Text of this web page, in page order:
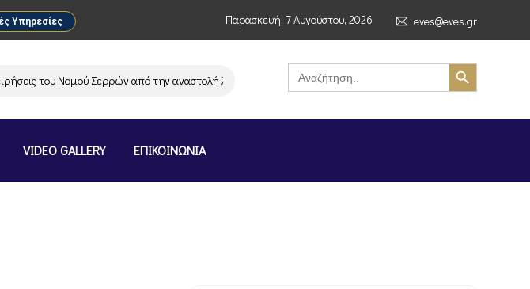
Υπηρεσίες Παρασκευή, 7 Αυγούστου, 2026 eves@eves.gr
του Νομού Σερρών από την αναστολή λειτουργίας της αλυσίδας σούπερ μάρκετ MERE στην Ελλάδα –
Search
for:
Search Button
VIDEO GALLERY ΕΠΙΚΟΙΝΩΝΙΑ